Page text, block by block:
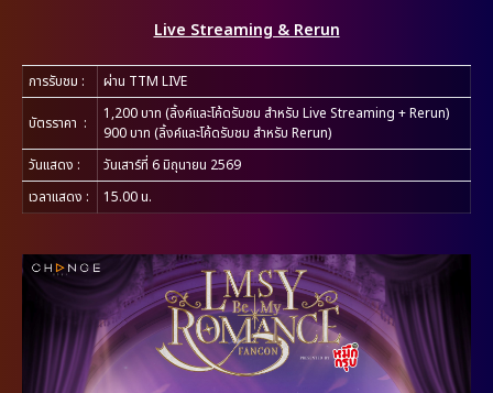
Live Streaming & Rerun
การรับชม : ผ่าน TTM LIVE
บัตรราคา :
1,200 บาท (ลิ้งค์และโค้ดรับชม สำหรับ Live Streaming + Rerun)
900 บาท (ลิ้งค์และโค้ดรับชม สำหรับ Rerun)
วันแสดง :
วันเสาร์ที่ 6 มิถุนายน 2569
เวลาแสดง :
15.00 น.